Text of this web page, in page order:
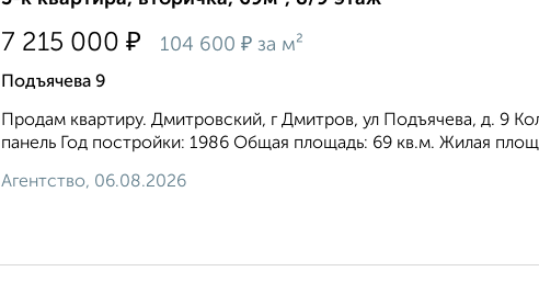
7 215 000 ₽ 104 600 ₽ за м²
Подъячева 9
Продам квартиру. Дмитровский, г Дмитров, ул Подъячева, д. 9
панель Год постройки: 1986 Общая площадь: 69 кв.м. Жилая
Агентство, 06.08.2026